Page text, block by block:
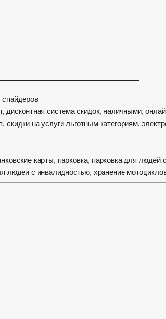
спайдеров
система скидок, наличными,
скидки на услуги льготным категориям,
карты, парковка, парковка для людей
людей с инвалидностью, хранение